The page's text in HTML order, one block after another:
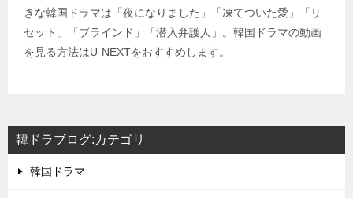
きな韓国ドラマは「夜になりました」「凍てついた愛」「リ
セット」「ブラインド」「潜入弁護人」。韓国ドラマの動画
を見る方法はU-NEXTをおすすめします。
韓ドラブログ:カテゴリ
韓国ドラマ